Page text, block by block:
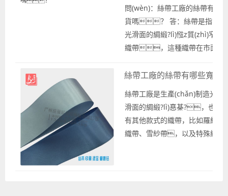
廠家或是織帶廠，根據(jù)具
體的需求可以有不同的稱呼。
根據(jù)具體的需求來(lái)生產
ǎn)相應(yīng)的顏色和寬度尺寸
問(wèn)：絲帶工廠的絲帶有現
貨嗎？ 答：絲帶是指表面
光滑面的綢緞?lì)惤z質(zhì)窄幅
織帶，這種織帶在市面上
織帶中一般是按照現(xiàn)貨供
式，作為絲帶工廠的
是有現(xiàn)貨。 需要絲
廠為你提供絲帶批發(fā)銷售，
(lián)系專業(yè)織帶廠家的寬豫
絲帶工廠的絲帶有哪些寬度
絲帶工廠是生產(chǎn)制造光
滑面的綢緞?lì)惪棊?，也
有其他款式的織帶，比如羅紋
織帶、雪紗帶，以及特殊織